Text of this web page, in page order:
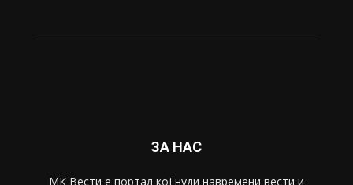
ЗА НАС
МК Вести е портал коj нуди навремени вести и